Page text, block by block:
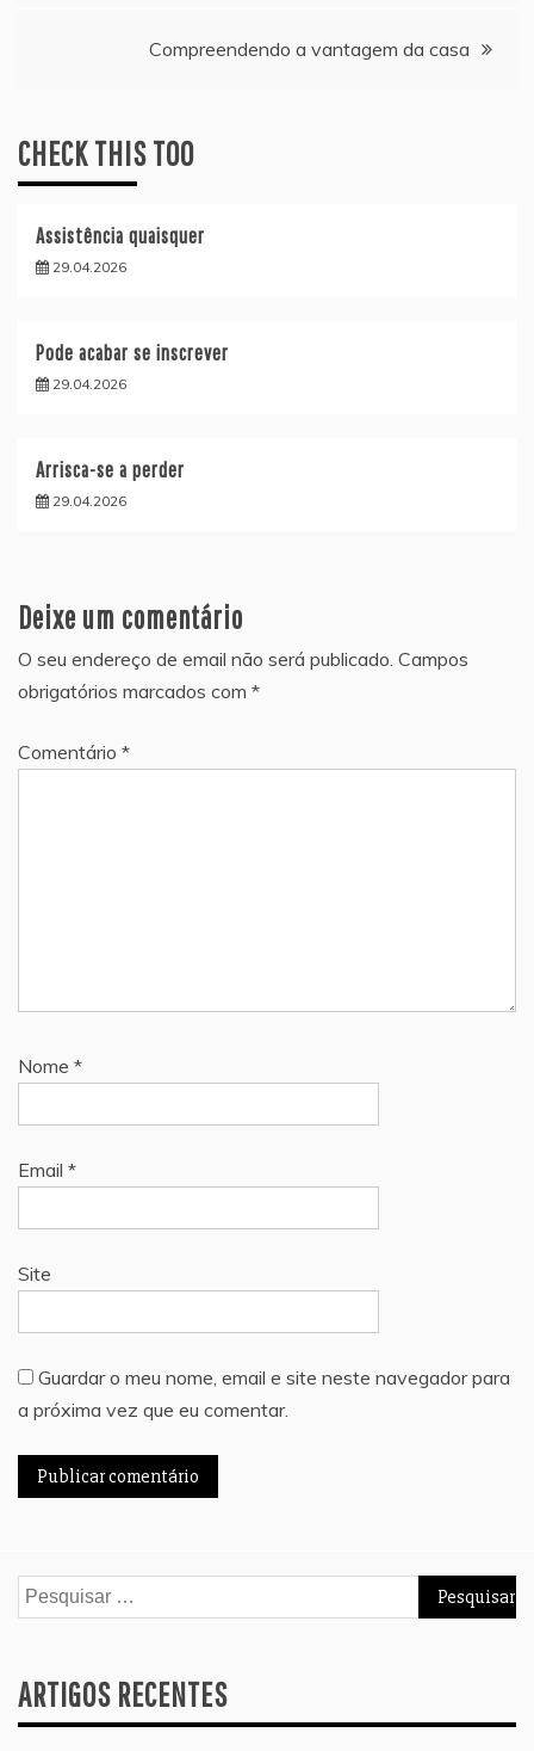
Compreendendo a vantagem da casa
CHECK THIS TOO
Assistência quaisquer
29.04.2026
Pode acabar se inscrever
29.04.2026
Arrisca-se a perder
29.04.2026
Deixe um comentário
O seu endereço de email não será publicado. Campos
obrigatórios marcados com *
Comentário *
Nome *
Email *
Site
Guardar o meu nome, email e site neste navegador para
a próxima vez que eu comentar.
Pesquisar
por:
ARTIGOS RECENTES